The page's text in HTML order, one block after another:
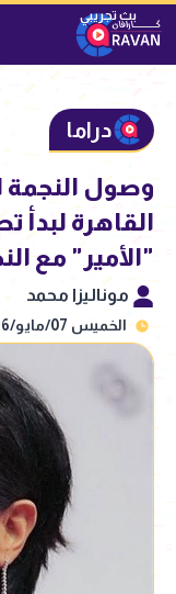
دراما
وصول النجمة
القاهرة
"الأمير" مع
موناليزا محمد
الخميس 07/مايو/2026 - 01:21 م